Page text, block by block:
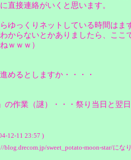
直接連絡がいくと思います。
ゆっくりネットしている時間はま
からないとかありましたら、ここ
ｗｗｗ）
めるとしますか・・・・
の作業（謎）・・・祭り当日と翌
12-11 23:57 )
blog.drecom.jp/sweet_potato-moon-star/に